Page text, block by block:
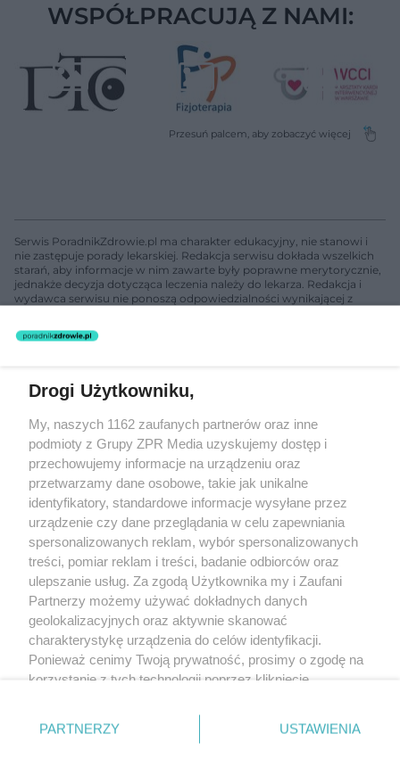
WSPÓŁPRACUJĄ Z NAMI:
Serwis PoradnikZdrowie.pl ma charakter edukacyjny, nie stanowi i
nie zastępuje porady lekarskiej. Redakcja serwisu dokłada wszelkich
starań, aby informacje w nim zawarte były poprawne merytorycznie,
jednakże decyzja dotycząca leczenia należy do lekarza. Redakcja i
wydawca serwisu nie ponoszą odpowiedzialności wynikającej z
świadczeń zdrowotnych w rozumieniu art. 3 ust 1 ustawy o
rozpowszechniany lub dalej rozpowszechniany w jakikolwiek sposób
(w tym także elektroniczny lub mechaniczny) na jakimkolwiek polu
eksploatacji w jakiejkolwiek formie, włącznie z umieszczaniem w
Internecie bez pisemnej zgody właściciela praw. Jakiekolwiek użycie
lub wykorzystanie utworów w całości lub w części z naruszeniem
prawa, tzn. bez właściwej zgody, jest zabronione pod groźbą kary i
może być ścigane prawnie.
O nas
Informacje prawne
Nasze serwisy
Drogi Użytkowniku,
My, naszych 1162 zaufanych partnerów oraz inne
podmioty z Grupy ZPR Media uzyskujemy dostęp i
przechowujemy informacje na urządzeniu oraz
przetwarzamy dane osobowe, takie jak unikalne
identyfikatory, standardowe informacje wysyłane przez
urządzenie czy dane przeglądania w celu zapewniania
spersonalizowanych reklam, wybór spersonalizowanych
treści, pomiar reklam i treści, badanie odbiorców oraz
ulepszanie usług. Za zgodą Użytkownika my i Zaufani
Partnerzy możemy używać dokładnych danych
geolokalizacyjnych oraz aktywnie skanować
charakterystykę urządzenia do celów identyfikacji.
Ponieważ cenimy Twoją prywatność, prosimy o zgodę na
korzystanie z tych technologii poprzez kliknięcie
zmienić/wycofać klikając przycisk ustawień prywatności
znajdujący się w lewym dolnym rogu strony
PARTNERZY USTAWIENIA